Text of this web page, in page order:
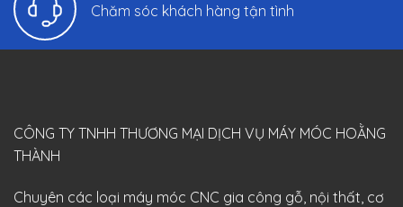
Chăm sóc khách hàng tận tình
CÔNG TY TNHH THƯƠNG MẠI DỊCH VỤ MÁY MÓC HOẰNG
THÀNH
Chuyên các loại máy móc CNC gia công gỗ, nội thất, cơ